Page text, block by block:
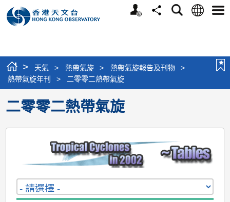
個
分
搜
語
選
> 天氣 > 熱帶氣旋 > 熱帶氣旋報告及刊物
>
熱帶氣旋年刊
> 二零零二熱帶氣旋
二零零二熱帶氣旋